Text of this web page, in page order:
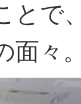
とで
面々。